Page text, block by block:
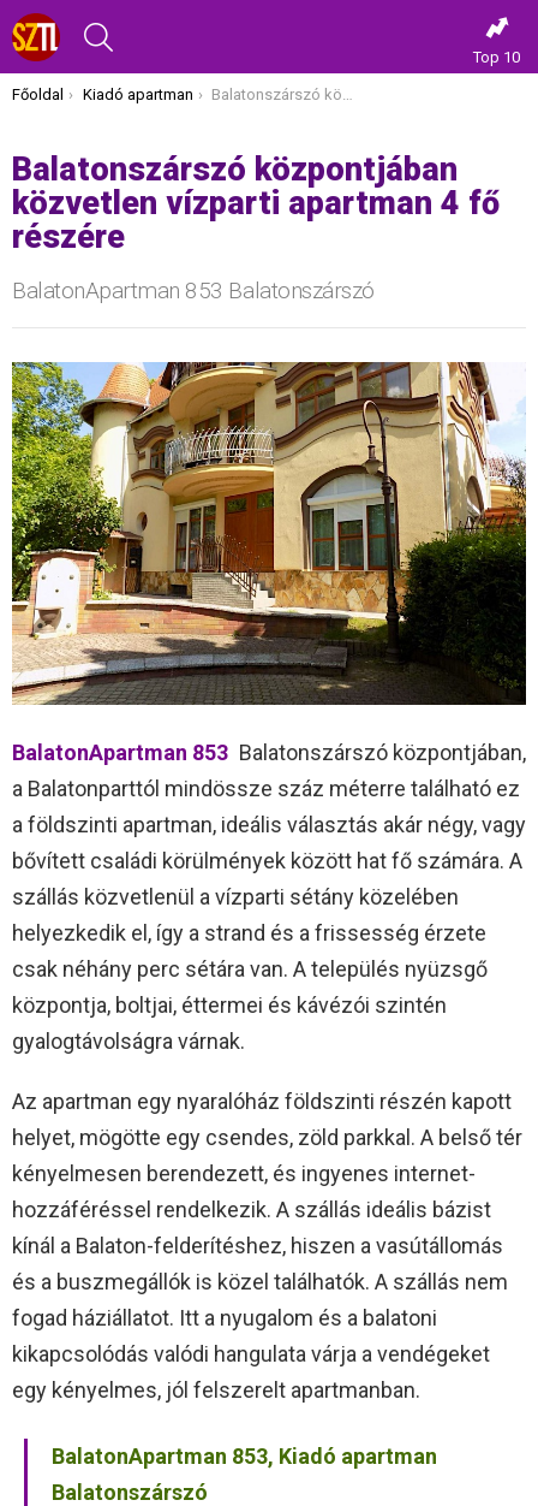
Top 10
Itt vagy most:
Főoldal Kiadó apartman Balatonszárszó központjában közvetlen vízparti apartman 4 fő részére
Balatonszárszó központjában
közvetlen vízparti apartman 4 fő
részére
BalatonApartman 853 Balatonszárszó
BalatonApartman 853 Balatonszárszó központjában,
a Balatonparttól mindössze száz méterre található ez
a földszinti apartman, ideális választás akár négy, vagy
bővített családi körülmények között hat fő számára. A
szállás közvetlenül a vízparti sétány közelében
helyezkedik el, így a strand és a frissesség érzete
csak néhány perc sétára van. A település nyüzsgő
központja, boltjai, éttermei és kávézói szintén
gyalogtávolságra várnak.
Az apartman egy nyaralóház földszinti részén kapott
helyet, mögötte egy csendes, zöld parkkal. A belső tér
kényelmesen berendezett, és ingyenes internet-
hozzáféréssel rendelkezik. A szállás ideális bázist
kínál a Balaton-felderítéshez, hiszen a vasútállomás
és a buszmegállók is közel találhatók. A szállás nem
fogad háziállatot. Itt a nyugalom és a balatoni
kikapcsolódás valódi hangulata várja a vendégeket
egy kényelmes, jól felszerelt apartmanban.
BalatonApartman 853, Kiadó apartman
Balatonszárszó